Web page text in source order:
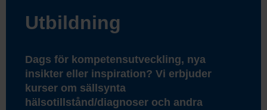
Utbildning
Dags för kompetensutveckling, nya
insikter eller inspiration? Vi erbjuder
kurser om sällsynta
hälsotillstånd/diagnoser och andra